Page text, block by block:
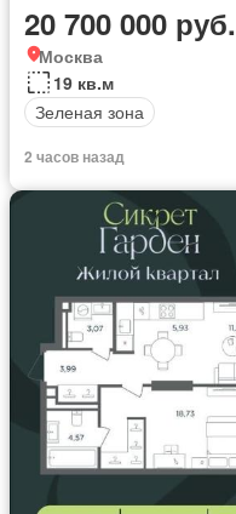
20 700 000 руб.
Москва
19 кв.м
Зеленая зона
2 часов назад